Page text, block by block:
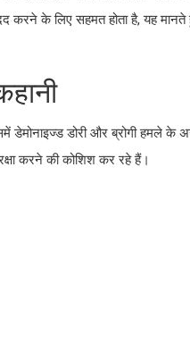
करने के लिए सहमत होता है, यह
डेमोनाइज्ड डोरी और ब्रोगी हमले
करने की कोशिश कर रहे हैं।